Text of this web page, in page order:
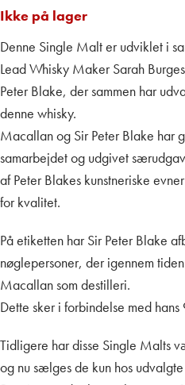
Ikke på lager
Denne Single Malt er udviklet i
Lead Whisky Maker Sarah
Peter Blake, der sammen har
denne whisky.
Macallan og Sir Peter Blake har
samarbejdet og udgivet
af Peter Blakes kunstneriske
for kvalitet.
På etiketten har Sir Peter Blake
nøglepersoner, der igennem
Macallan som destilleri.
Dette sker i forbindelse med
Tidligere har disse Single Malts
og nu sælges de kun hos